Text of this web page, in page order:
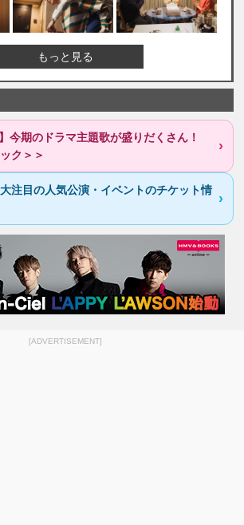
もっと見る
】今期のドラマ主題歌が盛りだくさん！
ク＞＞
大注目の人気公演・イベントのチケット情
[ADVERTISEMENT]